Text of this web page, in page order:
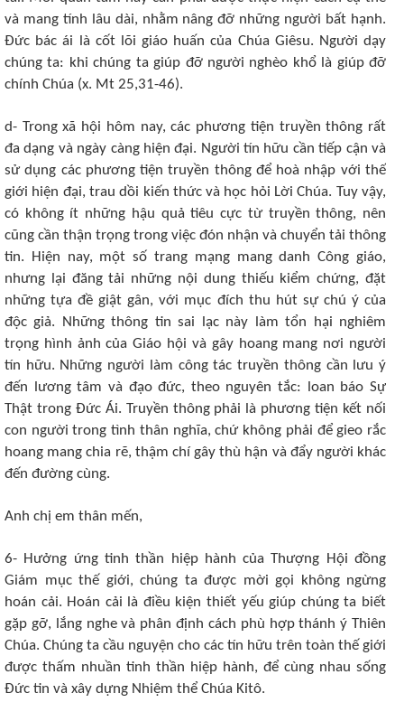
và mang tính lâu dài, nhằm nâng đỡ những người bất hạnh.
Đức bác ái là cốt lõi giáo huấn của Chúa Giêsu. Người dạy
chúng ta: khi chúng ta giúp đỡ người nghèo khổ là giúp đỡ
chính Chúa (x. Mt 25,31-46).
d- Trong xã hội hôm nay, các phương tiện truyền thông rất
đa dạng và ngày càng hiện đại. Người tín hữu cần tiếp cận và
sử dụng các phương tiện truyền thông để hoà nhập với thế
giới hiện đại, trau dồi kiến thức và học hỏi Lời Chúa. Tuy vậy,
có không ít những hậu quả tiêu cực từ truyền thông, nên
cũng cần thận trọng trong việc đón nhận và chuyển tải thông
tin. Hiện nay, một số trang mạng mang danh Công giáo,
nhưng lại đăng tải những nội dung thiếu kiểm chứng, đặt
những tựa đề giật gân, với mục đích thu hút sự chú ý của
độc giả. Những thông tin sai lạc này làm tổn hại nghiêm
trọng hình ảnh của Giáo hội và gây hoang mang nơi người
tín hữu. Những người làm công tác truyền thông cần lưu ý
đến lương tâm và đạo đức, theo nguyên tắc: loan báo Sự
Thật trong Đức Ái. Truyền thông phải là phương tiện kết nối
con người trong tình thân nghĩa, chứ không phải để gieo rắc
hoang mang chia rẽ, thậm chí gây thù hận và đẩy người khác
đến đường cùng.
Anh chị em thân mến,
6- Hưởng ứng tinh thần hiệp hành của Thượng Hội đồng
Giám mục thế giới, chúng ta được mời gọi không ngừng
hoán cải. Hoán cải là điều kiện thiết yếu giúp chúng ta biết
gặp gỡ, lắng nghe và phân định cách phù hợp thánh ý Thiên
Chúa. Chúng ta cầu nguyện cho các tín hữu trên toàn thế giới
được thấm nhuần tinh thần hiệp hành, để cùng nhau sống
Đức tin và xây dựng Nhiệm thể Chúa Kitô.